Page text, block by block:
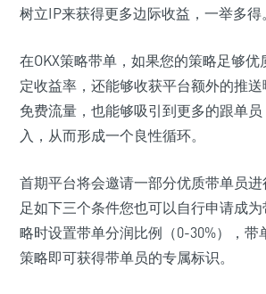
树立IP来获得更多边际收益，一举多得。
在OKX策略带单，如果您的策略足够优
定收益率，还能够收获平台额外的推
免费流量，也能够吸引到更多的跟单
入，从而形成一个良性循环。
首期平台将会邀请一部分优质带单员
足如下三个条件您也可以自行申请成
略时设置带单分润比例（0-30%），带
策略即可获得带单员的专属标识。